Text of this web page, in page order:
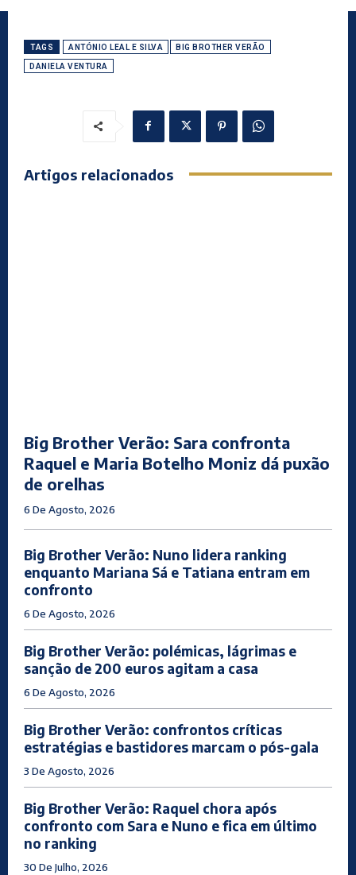
TAGS ANTÓNIO LEAL E SILVA BIG BROTHER VERÃO
DANIELA VENTURA
Artigos relacionados
Big Brother Verão: Sara confronta
Raquel e Maria Botelho Moniz dá puxão
de orelhas
6 De Agosto, 2026
Big Brother Verão: Nuno lidera ranking
enquanto Mariana Sá e Tatiana entram em
confronto
6 De Agosto, 2026
Big Brother Verão: polémicas, lágrimas e
sanção de 200 euros agitam a casa
6 De Agosto, 2026
Big Brother Verão: confrontos críticas
estratégias e bastidores marcam o pós-gala
3 De Agosto, 2026
Big Brother Verão: Raquel chora após
confronto com Sara e Nuno e fica em último
no ranking
30 De Julho, 2026